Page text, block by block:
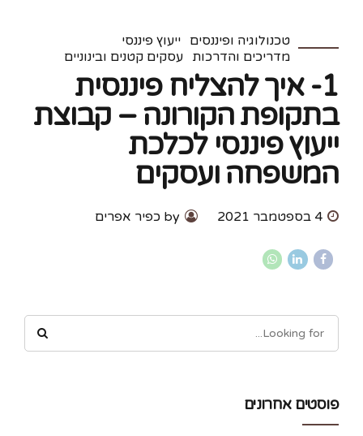
טכנולוגיה ופיננסים
ייעוץ פיננסי
מדריכים והדרכות
עסקים קטנים ובינוניים
1- איך להצליח פיננסית
בתקופת הקורונה – קבוצת
ייעוץ פיננסי לכלכת
המשפחה ועסקים
4 בספטמבר 2021 by כפיר אפרים
פוסטים אחרונים